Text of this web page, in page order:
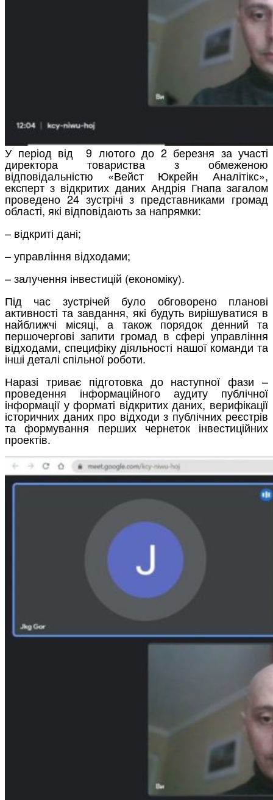
У період від 9 лютого до 2 березня за участі
директора товариства з обмеженою
відповідальністю «Вейст Юкрейн Аналітікс»,
експерт з відкритих даних Андрія Гнапа загалом
проведено 24 зустрічі з представниками громад
області, які відповідають за напрямки:
– відкриті дані;
– управління відходами;
– залучення інвестицій (економіку).
Під час зустрічей було обговорено планові
активності та завдання, які будуть вирішуватися в
найближчі місяці, а також порядок денний та
першочергові запити громад в сфері управління
відходами, специфіку діяльності нашої команди та
інші деталі спільної роботи.
Наразі триває підготовка до наступної фази –
проведення інформаційного аудиту публічної
інформації у форматі відкритих даних, верифікації
історичних даних про відходи з публічних реєстрів
та формування перших чернеток інвестиційних
проектів.